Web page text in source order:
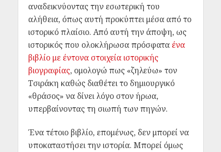
αναδεικνύοντας την εσωτερική του
αλήθεια, όπως αυτή προκύπτει μέσα από το
ιστορικό πλαίσιο. Από αυτή την άποψη, ως
ιστορικός που ολοκλήρωσα πρόσφατα ένα
βιβλίο με έντονα στοιχεία ιστορικής
βιογραφίας, ομολογώ πως «ζηλεύω» τον
Τσιράκη καθώς διαθέτει το δημιουργικό
«θράσος» να δίνει λόγο στον ήρωα,
υπερβαίνοντας τη σιωπή των πηγών.
Ένα τέτοιο βιβλίο, επομένως, δεν μπορεί να
υποκαταστήσει την ιστορία. Μπορεί όμως